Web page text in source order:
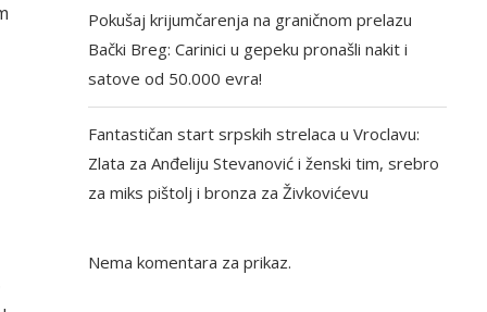
Pokušaj krijumčarenja na graničnom prelazu
Bački Breg: Carinici u gepeku pronašli nakit i
satove od 50.000 evra!
Fantastičan start srpskih strelaca u Vroclavu:
Zlata za Anđeliju Stevanović i ženski tim, srebro
za miks pištolj i bronza za Živkovićevu
Nema komentara za prikaz.